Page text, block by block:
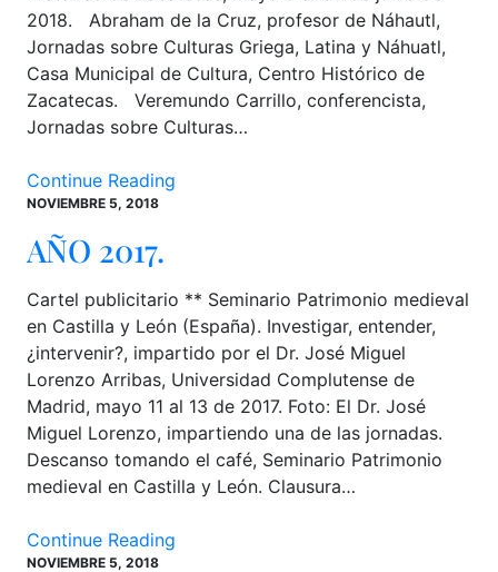
2018. Abraham de la Cruz, profesor de Náhautl,
Jornadas sobre Culturas Griega, Latina y Náhuatl,
Casa Municipal de Cultura, Centro Histórico de
Zacatecas. Veremundo Carrillo, conferencista,
Jornadas sobre Culturas…
Continue Reading
NOVIEMBRE 5, 2018
AÑO 2017.
Cartel publicitario ** Seminario Patrimonio medieval
en Castilla y León (España). Investigar, entender,
¿intervenir?, impartido por el Dr. José Miguel
Lorenzo Arribas, Universidad Complutense de
Madrid, mayo 11 al 13 de 2017. Foto: El Dr. José
Miguel Lorenzo, impartiendo una de las jornadas.
Descanso tomando el café, Seminario Patrimonio
medieval en Castilla y León. Clausura…
Continue Reading
NOVIEMBRE 5, 2018